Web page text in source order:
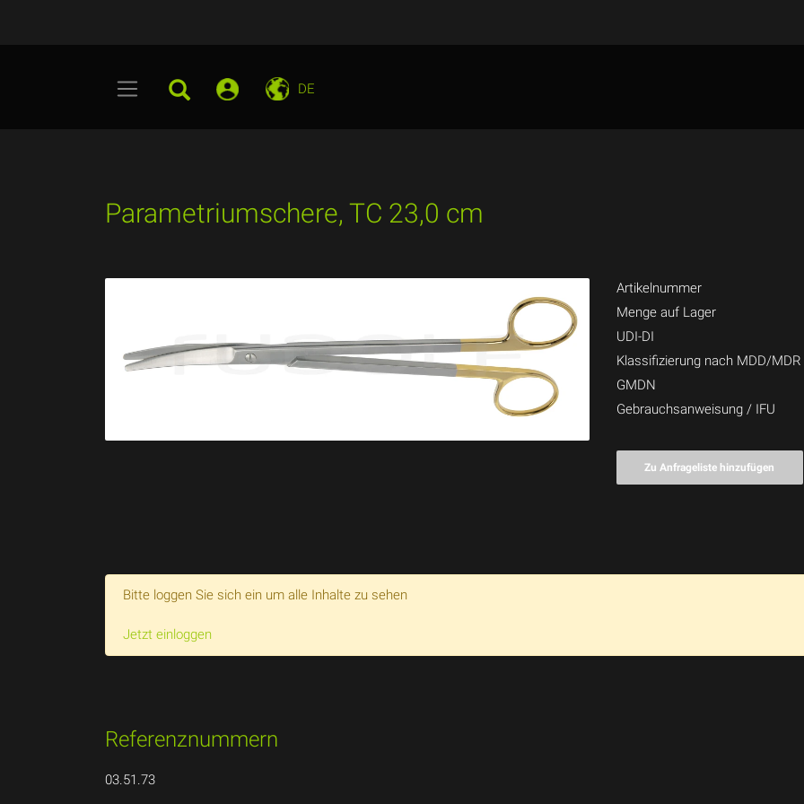
DE
Parametriumschere, TC 23,0 cm
Artikelnummer
Menge auf Lager
UDI-DI
Klassifizierung nach MDD/MDR
GMDN
Gebrauchsanweisung / IFU
Zu Anfrageliste hinzufügen
Bitte loggen Sie sich ein um alle Inhalte zu sehen
Jetzt einloggen
Referenznummern
03.51.73